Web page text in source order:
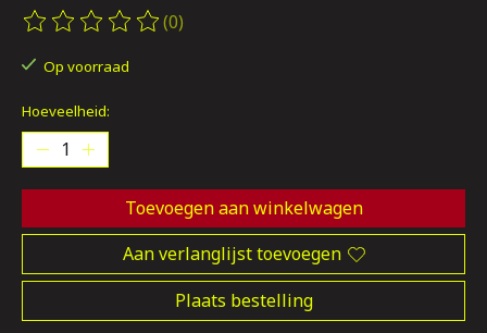
De beoordeling van dit product is
(0)
Op voorraad
Hoeveelheid:
Toevoegen aan winkelwagen
Aan verlanglijst toevoegen
Plaats bestelling